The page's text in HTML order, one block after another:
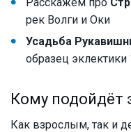
рек Волги и Оки
Усадьба
образец эклектики
Кому подойдёт
Как взрослым, так и